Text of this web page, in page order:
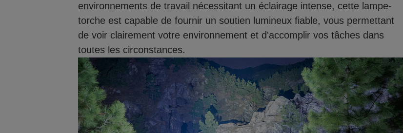
environnements de travail nécessitant un éclairage intense, cette lampe-
torche est capable de fournir un soutien lumineux fiable, vous permettant
de voir clairement votre environnement et d'accomplir vos tâches dans
toutes les circonstances.